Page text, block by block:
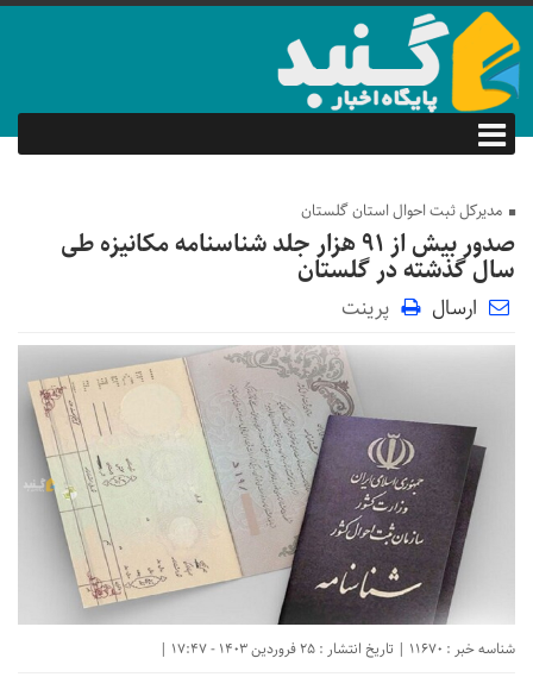
مدیرکل ثبت احوال استان گلستان
صدور بیش از ۹۱ هزار جلد شناسنامه مکانیزه طی
سال گذشته در گلستان
ارسال پرینت
شناسه خبر : 11670 | تاریخ انتشار : 25 فروردین 1403 - 17:47 |